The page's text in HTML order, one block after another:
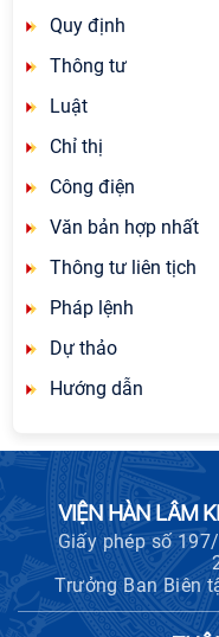
Quy định
Thông tư
Luật
Chỉ thị
Công điện
Văn bản hợp nhất
Thông tư liên tịch
Pháp lệnh
Dự thảo
Hướng dẫn
VIỆN HÀN LÂM
Giấy phép số
Trưởng Ban Biên